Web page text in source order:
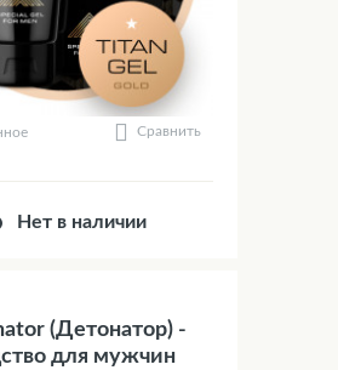
Сравнить
Нет в наличии
(Детонатор) -
для мужчин